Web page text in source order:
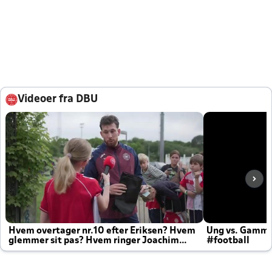
Videoer fra DBU
Hvem overtager nr.10 efter Eriksen? Hvem
glemmer sit pas? Hvem ringer Joachim
altid til efter kampe?
Ung vs.
#football